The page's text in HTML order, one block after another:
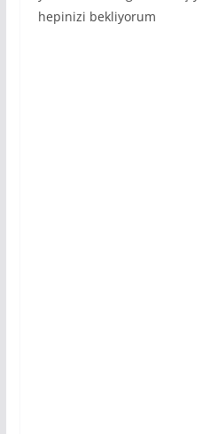
hepinizi bekliyorum